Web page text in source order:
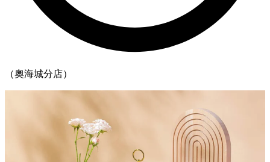
（奧海城分店）